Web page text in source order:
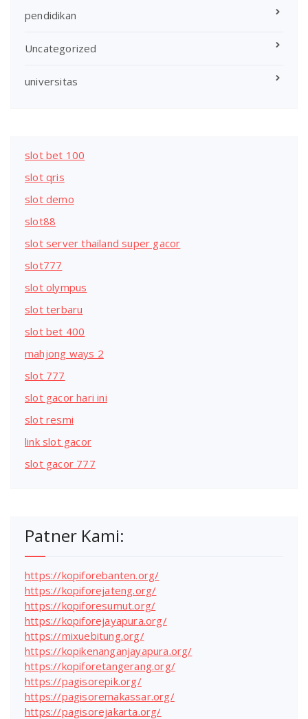
pendidikan
Uncategorized
universitas
slot bet 100
slot qris
slot demo
slot88
slot server thailand super gacor
slot777
slot olympus
slot terbaru
slot bet 400
mahjong ways 2
slot 777
slot gacor hari ini
slot resmi
link slot gacor
slot gacor 777
Patner Kami:
https://kopiforebanten.org/
https://kopiforejateng.org/
https://kopiforesumut.org/
https://kopiforejayapura.org/
https://mixuebitung.org/
https://kopikenanganjayapura.org/
https://kopiforetangerang.org/
https://pagisorepik.org/
https://pagisoremakassar.org/
https://pagisorejakarta.org/